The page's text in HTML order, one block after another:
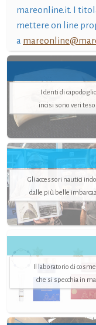
mareonline.it. I
mettere on line
a
I denti di capodoglio
incisi sono veri
Gli accessori nautici
dalle più belle
Il laboratorio di
che si specchia in